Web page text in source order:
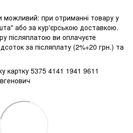
можливий: при отриманні товару у
або за кур'єрською доставкою.
післяплатою ви оплачуєте
за післяплату (2%+20 грн.) та
картку 5375 4141 1941 9611